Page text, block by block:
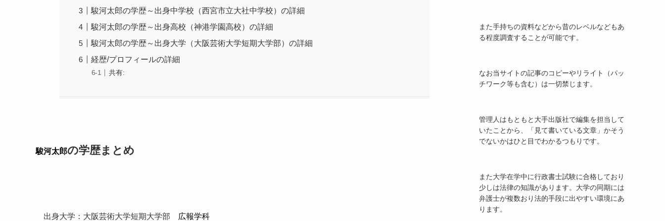
駿河太郎の学歴～出身中学校（西宮市立大社中学校）の詳細
駿河太郎の学歴～出身高校（神港学園高校）の詳細
駿河太郎の学歴～出身大学（大阪芸術大学短期大学部）の詳細
経歴/プロフィールの詳細
共有:
駿河太郎の学歴まとめ
出身大学：大阪芸術大学短期大学部 広報学科
また手持ちの資料などから昔のレベルなどもあ
る程度調査することが可能です。
なお当サイトの記事のコピーやリライト（パッ
チワーク等も含む）は一切禁じます。
管理人はもともと大手出版社で編集を担当して
いたことから、「見て書いている文章」かそう
でないかはひと目でわかるつもりです。
また大学在学中に行政書士試験に合格しており
少しは法律の知識があります。大学の同期には
弁護士が複数おり法的手段に出やすい環境にあ
ります。